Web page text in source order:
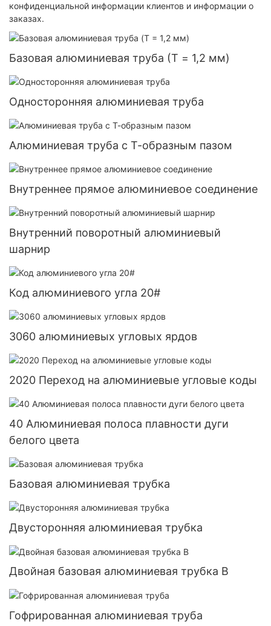
конфиденциальной информации клиентов и информации о
заказах.
Базовая алюминиевая труба (T = 1,2 мм)
Односторонняя алюминиевая труба
Алюминиевая труба с Т-образным пазом
Внутреннее прямое алюминиевое соединение
Внутренний поворотный алюминиевый
шарнир
Код алюминиевого угла 20#
3060 алюминиевых угловых ярдов
2020 Переход на алюминиевые угловые коды
40 Алюминиевая полоса плавности дуги
белого цвета
Базовая алюминиевая трубка
Двусторонняя алюминиевая трубка
Двойная базовая алюминиевая трубка B
Гофрированная алюминиевая труба